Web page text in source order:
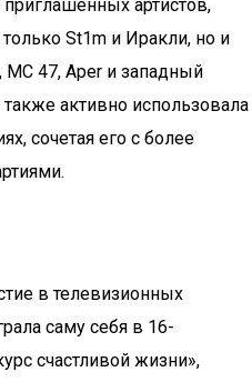
артистов,
St1m и Иракли, но и
MC 47, Aper и западный
активно использовала
сочетая его с более
в телевизионных
саму себя в 16-
счастливой жизни»,